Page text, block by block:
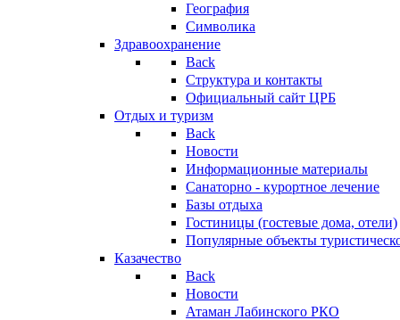
География
Символика
Здравоохранение
Back
Структура и контакты
Официальный сайт ЦРБ
Отдых и туризм
Back
Новости
Информационные материалы
Санаторно - курортное лечение
Базы отдыха
Гостиницы (гостевые дома, отели)
Популярные объекты
Казачество
Back
Новости
Атаман Лабинского РКО